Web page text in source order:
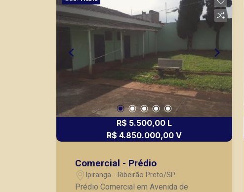
R$ 5.500,00 L
R$ 4.850.000,00 V
Comercial - Prédio
Ipiranga - Ribeirão Preto/SP
Prédio Comercial em Avenida de